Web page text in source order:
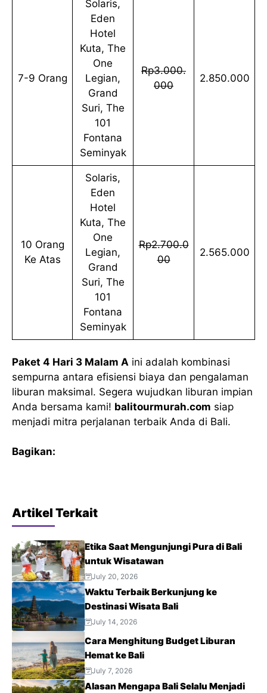
7-9 Orang
Solaris,
Eden
Hotel
Kuta, The
One
Legian,
Grand
Suri, The
101
Fontana
Seminyak
Rp3.000.
000
2.850.000
10 Orang
Ke Atas
Solaris,
Eden
Hotel
Kuta, The
One
Legian,
Grand
Suri, The
101
Fontana
Seminyak
Rp2.700.0
00
2.565.000
Paket 4 Hari 3 Malam A ini adalah kombinasi
sempurna antara efisiensi biaya dan pengalaman
liburan maksimal. Segera wujudkan liburan impian
Anda bersama kami! balitourmurah.com siap
menjadi mitra perjalanan terbaik Anda di Bali.
Bagikan:
Artikel Terkait
Etika Saat Mengunjungi Pura di Bali
untuk Wisatawan
July 20, 2026
Waktu Terbaik Berkunjung ke
Destinasi Wisata Bali
July 14, 2026
Cara Menghitung Budget Liburan
Hemat ke Bali
July 7, 2026
Alasan Mengapa Bali Selalu Menjadi